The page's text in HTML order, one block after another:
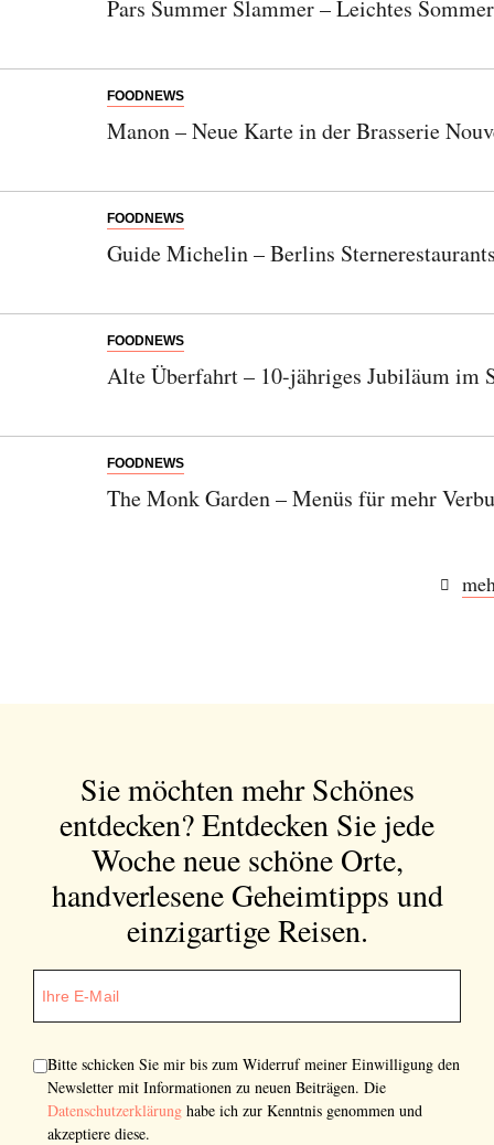
Pars Summer Slammer – Leichtes
FOODNEWS
Manon – Neue Karte in der Brasserie
FOODNEWS
Guide Michelin – Berlins
FOODNEWS
Alte Überfahrt – 10-jähriges Jubiläum im
FOODNEWS
The Monk Garden – Menüs für mehr
Sie möchten mehr Schönes
entdecken?Entdecken Sie jede
Woche neue schöne Orte,
handverlesene Geheimtipps und
einzigartige Reisen.
Bitte schicken Sie mir bis zum Widerruf meiner Einwilligung den
Newsletter mit Informationen zu neuen Beiträgen. Die
Datenschutzerklärung habe ich zur Kenntnis genommen und
akzeptiere diese.